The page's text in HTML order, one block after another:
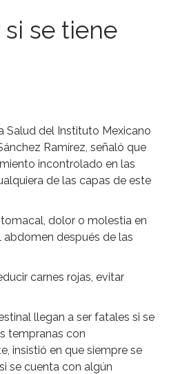
se tiene
Salud del Instituto Mexicano
Ramírez, señaló que
incontrolado en las
de las capas de este
dolor o molestia en
después de las
carnes rojas, evitar
llegan a ser fatales si se
tempranas con
insistió en que siempre se
se cuenta con algún